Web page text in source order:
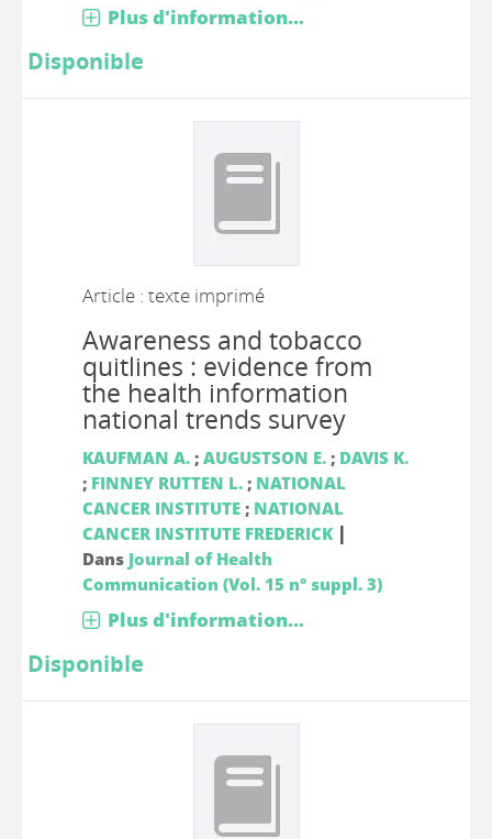
Plus d'information...
Disponible
Article : texte imprimé
Awareness and tobacco
quitlines : evidence from
the health information
national trends survey
KAUFMAN A.; AUGUSTSON E.; DAVIS K.
; FINNEY RUTTEN L.; NATIONAL
CANCER INSTITUTE; NATIONAL
CANCER INSTITUTE FREDERICK |
Dans Journal of Health
Communication (Vol. 15 n° suppl. 3)
Plus d'information...
Disponible